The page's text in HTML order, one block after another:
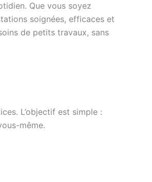
Que vous soyez
soignées, efficaces et
de petits travaux, sans
L’objectif est simple :
même.